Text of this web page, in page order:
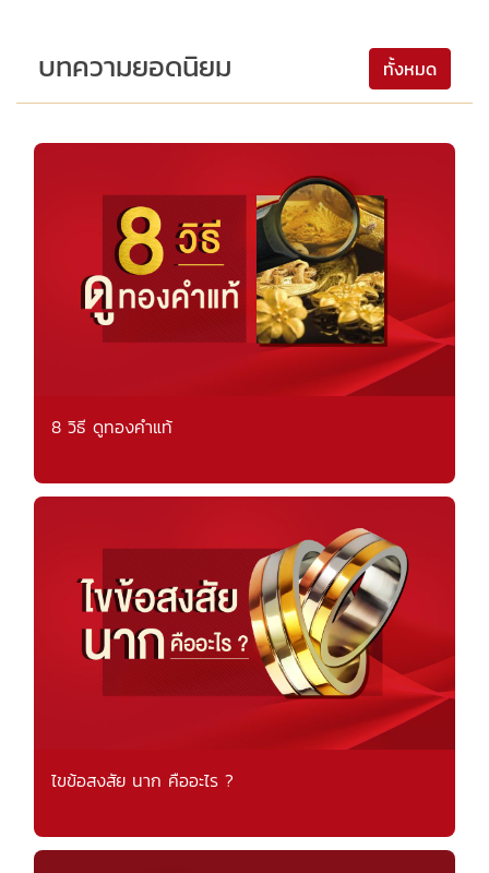
บทความยอดนิยม ทั้งหมด
8 วิธี ดูทองคำแท้
ไขข้อสงสัย นาก คืออะไร ?